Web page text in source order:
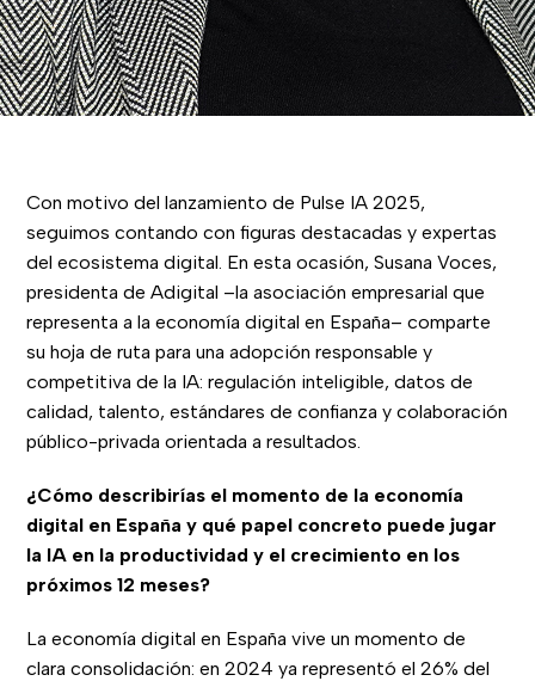
Con motivo del lanzamiento de Pulse IA 2025,
seguimos contando con figuras destacadas y expertas
del ecosistema digital. En esta ocasión, Susana Voces,
presidenta de Adigital –la asociación empresarial que
representa a la economía digital en España– comparte
su hoja de ruta para una adopción responsable y
competitiva de la IA: regulación inteligible, datos de
calidad, talento, estándares de confianza y colaboración
público-privada orientada a resultados.
¿Cómo describirías el momento de la economía
digital en España y qué papel concreto puede jugar
la IA en la productividad y el crecimiento en los
próximos 12 meses?
La economía digital en España vive un momento de
clara consolidación: en 2024 ya representó el 26% del